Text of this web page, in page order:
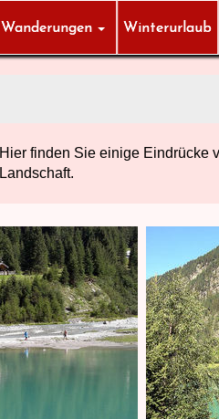
Wanderungen Winterurlaub
Hier finden Sie einige Eindrücke
Landschaft.